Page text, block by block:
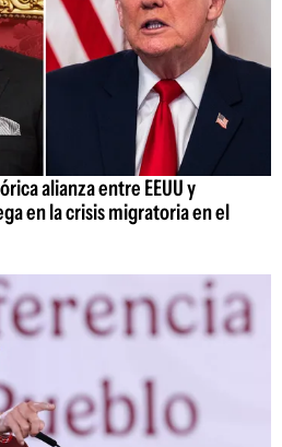
alianza entre EEUU y
en la crisis migratoria en el